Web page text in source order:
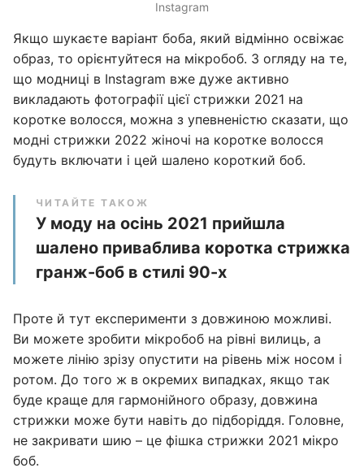
Instagram
Якщо шукаєте варіант боба, який відмінно освіжає
образ, то орієнтуйтеся на мікробоб. З огляду на те,
що модниці в Instagram вже дуже активно
викладають фотографії цієї стрижки 2021 на
коротке волосся, можна з упевненістю сказати, що
модні стрижки 2022 жіночі на коротке волосся
будуть включати і цей шалено короткий боб.
ЧИТАЙТЕ ТАКОЖ
У моду на осінь 2021 прийшла
шалено приваблива коротка стрижка
гранж-боб в стилі 90-х
Проте й тут експерименти з довжиною можливі.
Ви можете зробити мікробоб на рівні вилиць, а
можете лінію зрізу опустити на рівень між носом і
ротом. До того ж в окремих випадках, якщо так
буде краще для гармонійного образу, довжина
стрижки може бути навіть до підборіддя. Головне,
не закривати шию – це фішка стрижки 2021 мікро
боб.